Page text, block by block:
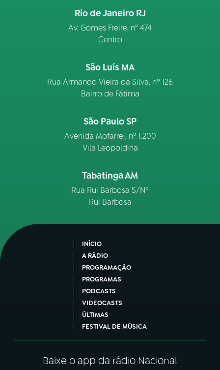
Rio de Janeiro RJ
Av. Gomes Freire, n° 474
Centro
São Luís MA
Rua Armando Vieira da Silva, nº 126
Bairro de Fátima
São Paulo SP
Avenida Mofarrej, nº 1.200
Vila Leopoldina
Tabatinga AM
Rua Rui Barbosa S/Nº
Rui Barbosa
INÍCIO
A RÁDIO
PROGRAMAÇÃO
PROGRAMAS
PODCASTS
VIDEOCASTS
ÚLTIMAS
FESTIVAL DE MÚSICA
Baixe o app da rádio Nacional